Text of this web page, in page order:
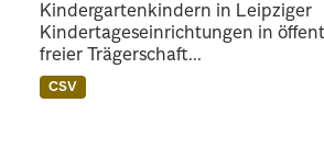
Kindergartenkindern in Leipziger
Kindertageseinrichtungen in
freier Trägerschaft...
CSV